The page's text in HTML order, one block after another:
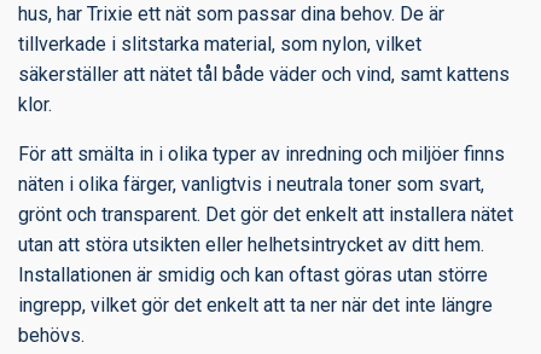
hus, har Trixie ett nät som passar dina behov. De är
tillverkade i slitstarka material, som nylon, vilket
säkerställer att nätet tål både väder och vind, samt kattens
klor.
För att smälta in i olika typer av inredning och miljöer finns
näten i olika färger, vanligtvis i neutrala toner som svart,
grönt och transparent. Det gör det enkelt att installera nätet
utan att störa utsikten eller helhetsintrycket av ditt hem.
Installationen är smidig och kan oftast göras utan större
ingrepp, vilket gör det enkelt att ta ner när det inte längre
behövs.